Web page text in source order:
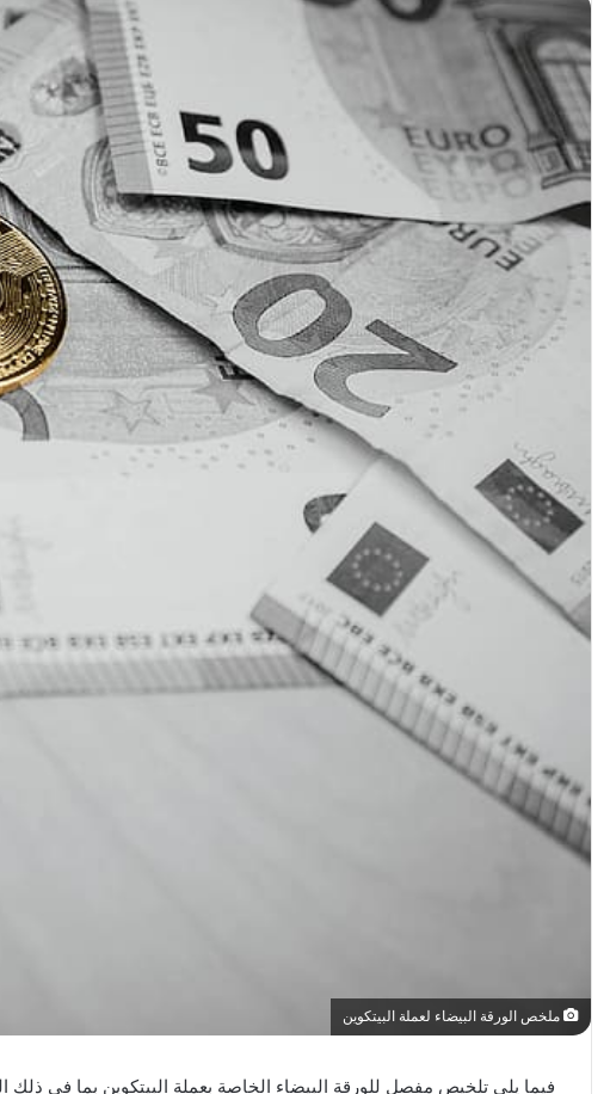
ملخص الورقة البيضاء لعملة البيتكوين
فيما يلي تلخيص مفصل للورقة البيضاء الخاصة بعملة البيتكوين بما في ذلك